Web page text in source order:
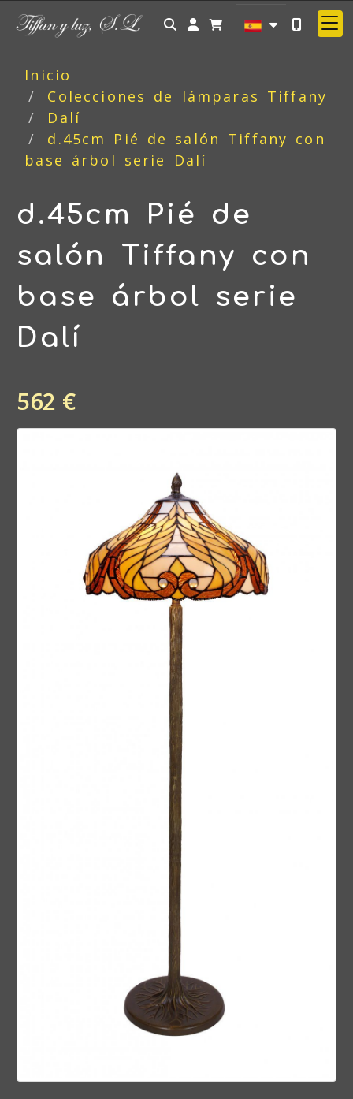
Identifícate
Inicio
Colecciones de lámparas Tiffany
Dalí
d.45cm Pié de salón Tiffany con
base árbol serie Dalí
d.45cm Pié de
salón Tiffany con
base árbol serie
Dalí
562 €